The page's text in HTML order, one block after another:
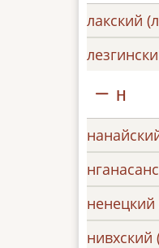
лакский
н
ненецкий
нивхский